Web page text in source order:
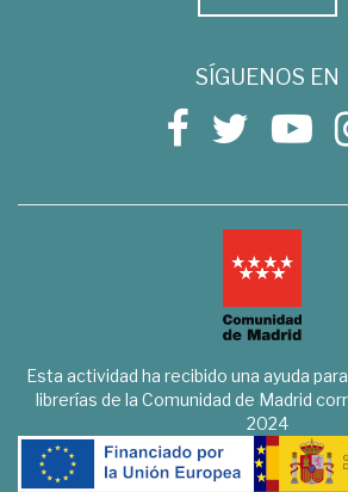
SÍGUENOS EN
Esta actividad ha recibido una ayuda
librerías de la Comunidad de Madrid
2024